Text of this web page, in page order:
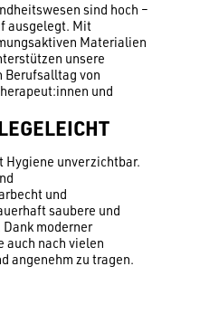
sind hoch –
ausgelegt. Mit
Materialien
unsere
Berufsalltag von
und
Hygiene unverzichtbar.
und
saubere und
moderner
auch nach vielen
angenehm zu tragen.